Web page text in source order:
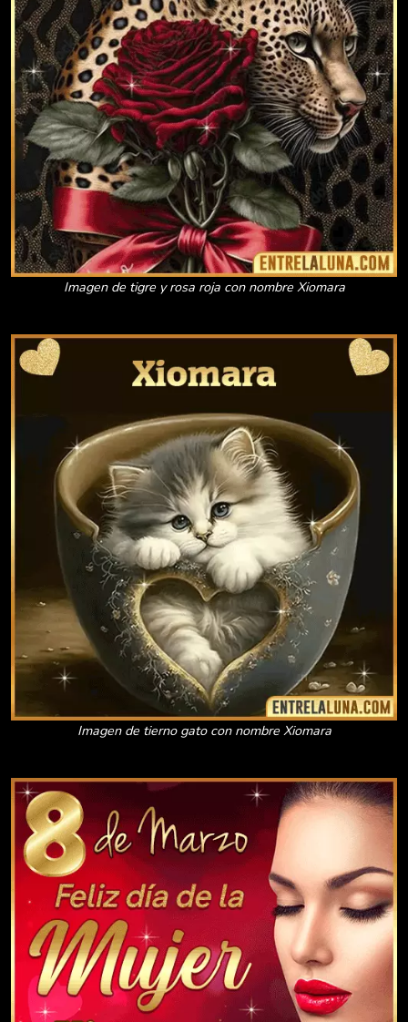
Imagen de tigre y rosa roja con nombre Xiomara
Imagen de tierno gato con nombre Xiomara